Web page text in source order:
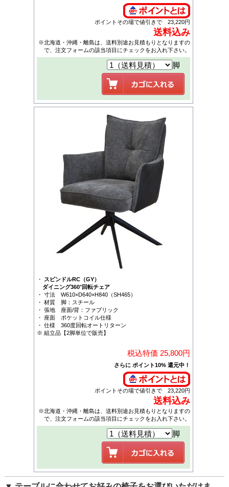
ポイントその場で値引きで 23,220円
送料込み
※北海道・沖縄・離島は、送料別途お見積もりとなりますの
で、注文フォームの該当項目にチェックをお入れ下さい。
脚
・ スピンドルRC（GY）
ダイニング360°回転チェア
・ 寸法 W610×D640×H840（SH465）
・ 材質 脚：スチール
・ 張地 座面/背：ファブリック
・ 座面 ポケットコイル仕様
・ 仕様 360度回転オートリターン
※ 組立品【2脚単位で販売】
税込特価 25,800円
さらに ポイント10% 還元中！
ポイントその場で値引きで 23,220円
送料込み
※北海道・沖縄・離島は、送料別途お見積もりとなりますの
で、注文フォームの該当項目にチェックをお入れ下さい。
脚